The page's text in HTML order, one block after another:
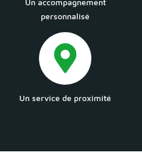
Un accompagnement
personnalisé
Un service de proximité